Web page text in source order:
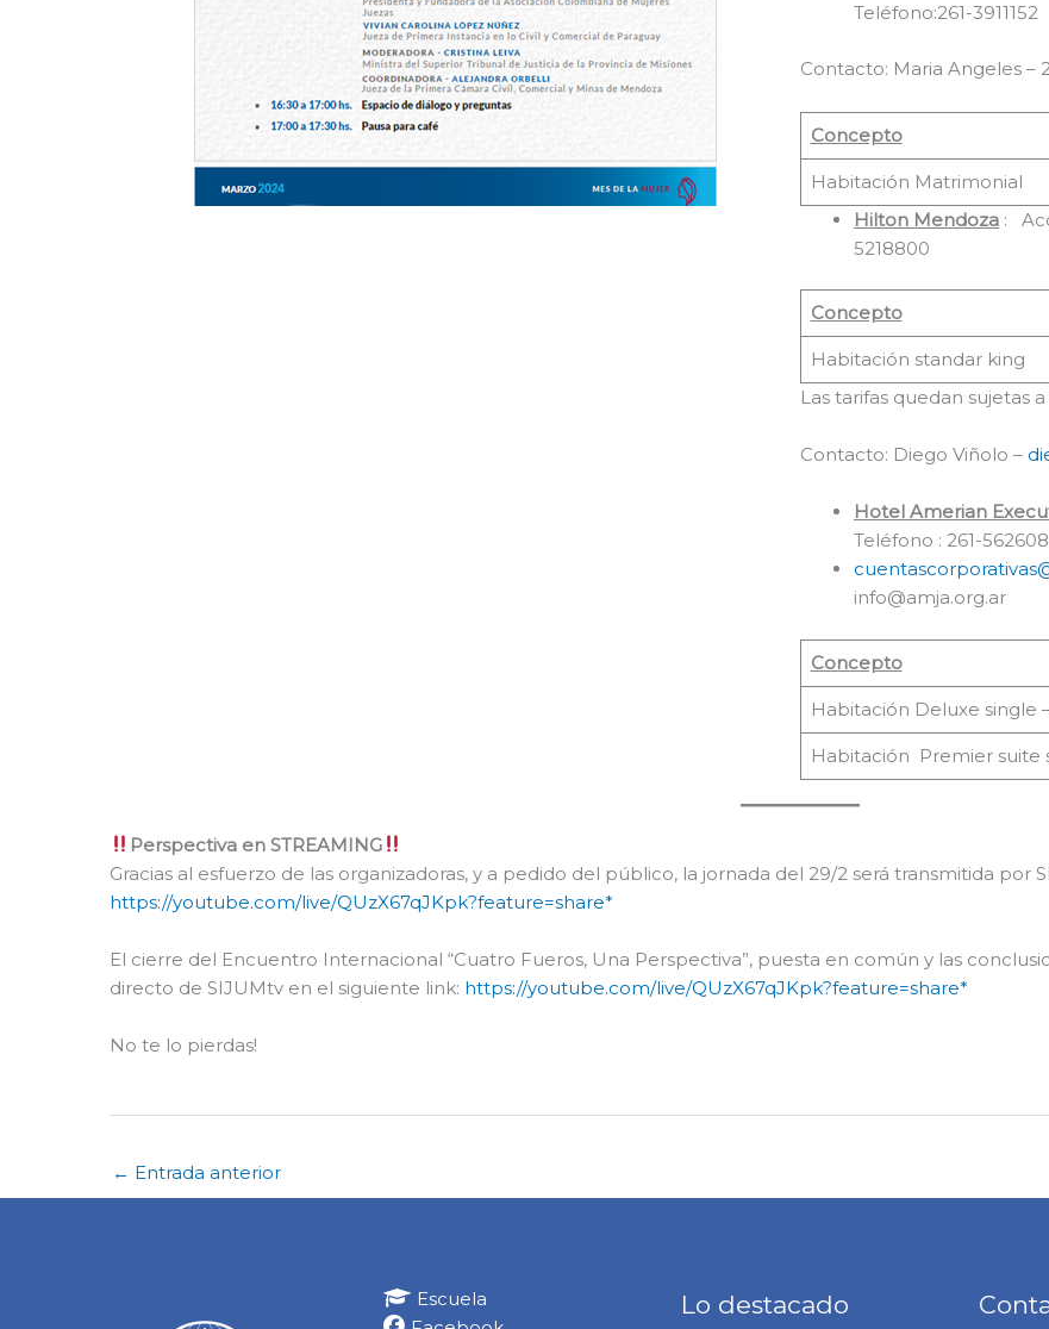
Teléfono:261-3911152
Contacto: Maria Angeles –
Concepto
Habitación Matrimonial
Hilton Mendoza :
5218800
Concepto
Habitación standar king
Las tarifas quedan sujetas
Contacto: Diego Viñolo –
Hotel Amerian
Teléfono : 261-
info@amja.org.ar
Concepto
Habitación Deluxe single
Habitación Premier suite
Perspectiva en STREAMING
Gracias al esfuerzo de las organizadoras, y a pedido del público, la jornada del 29/2 será transmitida por
https://youtube.com/live/QUzX67qJKpk?feature=share*
El cierre del Encuentro Internacional “Cuatro Fueros, Una Perspectiva”, puesta en común y las
directo de SIJUMtv en el siguiente link: https://youtube.com/live/QUzX67qJKpk?feature=share*
No te lo pierdas!
← Entrada anterior
Escuela
Lo destacado